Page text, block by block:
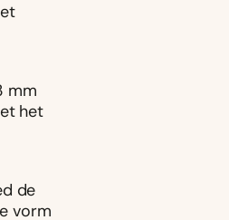
mm
het
de
vorm